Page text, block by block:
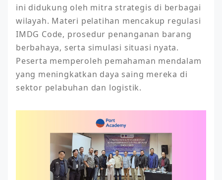
ini didukung oleh mitra strategis di berbagai
wilayah. Materi pelatihan mencakup regulasi
IMDG Code, prosedur penanganan barang
berbahaya, serta simulasi situasi nyata.
Peserta memperoleh pemahaman mendalam
yang meningkatkan daya saing mereka di
sektor pelabuhan dan logistik.